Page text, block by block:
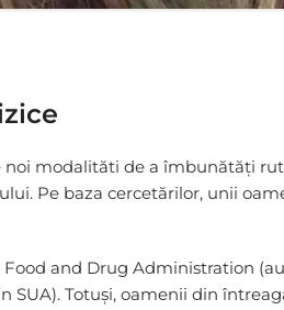
noi modalităti de a îmbunătăți
Pe baza cercetărilor, unii
and Drug Administration
SUA). Totuși, oamenii din